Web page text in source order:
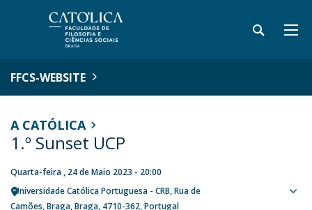
FFCS-WEBSITE
A CATÓLICA
1.º Sunset UCP
Quarta-feira , 24 de Maio 2023 - 20:00
Universidade Católica Portuguesa - CRB Rua de
Camões Braga Braga 4710-362 Portugal